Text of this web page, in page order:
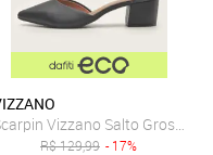
Vizzano Salto Grosso
R$129,99 - 17%